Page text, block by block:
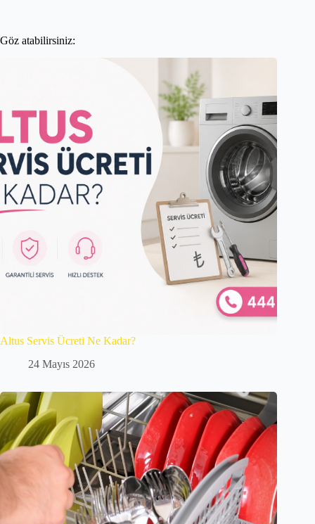
Göz atabilirsiniz:
Altus Servis Ücreti Ne Kadar?
24 Mayıs 2026